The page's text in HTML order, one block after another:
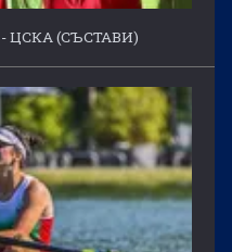
ЦСКА (СЪСТАВИ)